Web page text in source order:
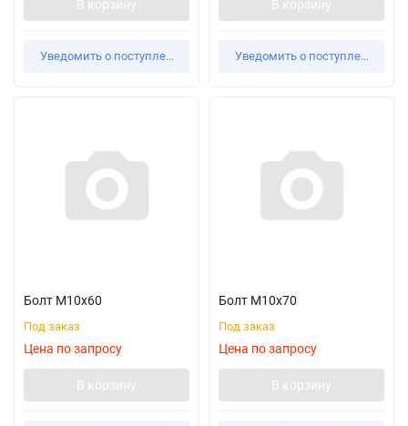
В корзину
Уведомить о поступлении
В корзину
Уведомить о поступлении
Болт М10х60
Под заказ
Цена по запросу
В корзину
Болт М10х70
Под заказ
Цена по запросу
В корзину